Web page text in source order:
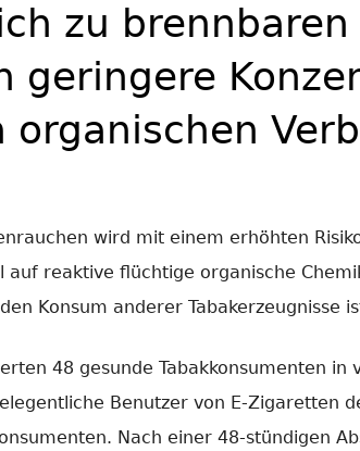
zu
geringere
wird mit einem erhöhten
auf reaktive flüchtige organische
Konsum anderer Tabakerzeugnisse
48 gesunde Tabakkonsumenten
Benutzer von E-Zigaretten
Nach einer 48-stündigen